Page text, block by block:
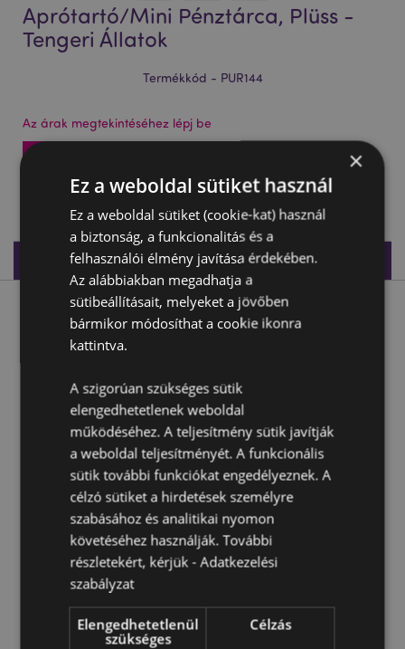
Aprótartó/Mini Pénztárca, Plüss -
Tengeri Állatok
Termékkód - PUR144
Az árak megtekintéséhez lépj be
3072 db készleten
Termékleírás
Termékleírás
Anyaga:Velboa (Puha és erős plüss szövet), Fém (Acél)
Termékjellemzők
További
Információ
Magasság 10.5-11.5cm Szélesség 11cm Vastagság
5055071792694
240
0.033000
Nem
Nem
Nem
×
Ez a weboldal sütiket használ
Ez a weboldal sütiket (cookie-kat) használ
a biztonság, a funkcionalitás és a
felhasználói élmény javítása érdekében.
Az alábbiakban megadhatja a
sütibeállításait, melyeket a jövőben
bármikor módosíthat a cookie ikonra
kattintva.
A szigorúan szükséges sütik
elengedhetetlenek weboldal
működéséhez. A teljesítmény sütik javítják
a weboldal teljesítményét. A funkcionális
sütik további funkciókat engedélyeznek. A
célzó sütiket a hirdetések személyre
szabásához és analitikai nyomon
követéséhez használják. További
részletekért, kérjük -Adatkezelési
szabályzat
Elengedhetetlenül
szükséges
Célzás